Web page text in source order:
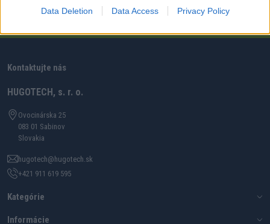
Data Deletion Data Access Privacy Policy
Kontaktujte nás
HUGOTECH, s. r. o.
Ovocinárska 25
083 01 Sabinov
Slovakia
hugotech@hugotech.sk
+421 911 619 595
Kategórie
Informácie